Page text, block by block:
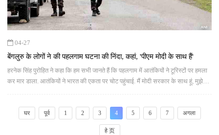
04-27
बेंगलुरु के लोगों ने की पहलगाम घटना की निंदा, कहां, 'पीएम मोदी के साथ हैं'
हरनेक सिंह पुरोहित ने कहा कि हम सभी जानते हैं कि पहलगाम में आतंकियों ने टूरिस्टों पर हमला
कर मार डाला. आतंकियों ने भारत की एकता पर चोट पहुंचाई. मैं मोदी सरकार के साथ हूं, मुझे
घर पूर्व 1 2 3 4 5 6 7 अगला
हे 页